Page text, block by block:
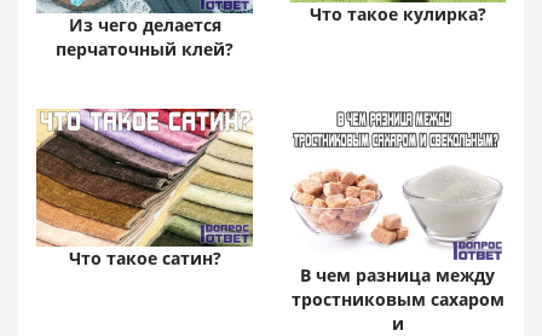
Из чего делается
перчаточный клей?
Что такое кулирка?
Что такое сатин?
В чем разница между
тростниковым сахаром
и